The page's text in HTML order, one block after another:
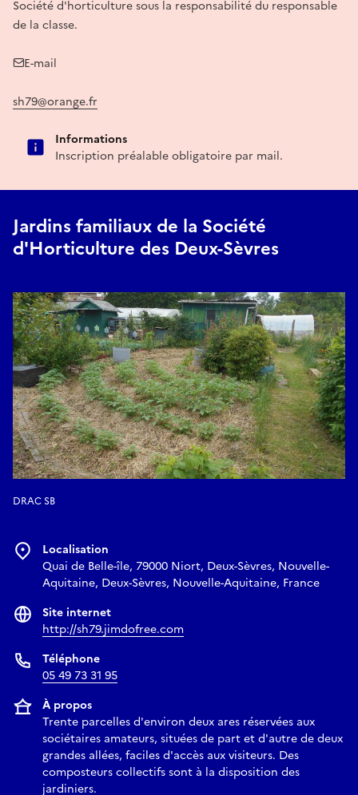
Société d'horticulture sous la responsabilité du responsable
de la classe.
E-mail
sh79@orange.fr
Informations
Inscription préalable obligatoire par mail.
Jardins familiaux de la Société
d'Horticulture des Deux-Sèvres
DRAC SB
Localisation
Quai de Belle-île, 79000 Niort, Deux-Sèvres, Nouvelle-
Aquitaine, Deux-Sèvres, Nouvelle-Aquitaine, France
Site internet
http://sh79.jimdofree.com
Téléphone
05 49 73 31 95
À propos
Trente parcelles d'environ deux ares réservées aux
sociétaires amateurs, situées de part et d'autre de deux
grandes allées, faciles d'accès aux visiteurs. Des
composteurs collectifs sont à la disposition des
jardiniers.